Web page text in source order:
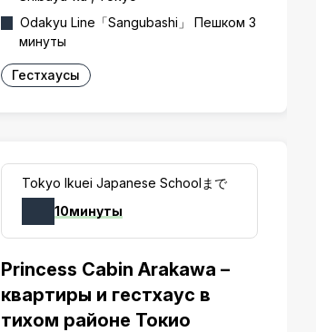
Odakyu Line「Sangubashi」 Пешком 3
минуты
Гестхаусы
Tokyo Ikuei Japanese Schoolまで
10минуты
Princess Cabin Arakawa –
квартиры и гестхаус в
тихом районе Токио